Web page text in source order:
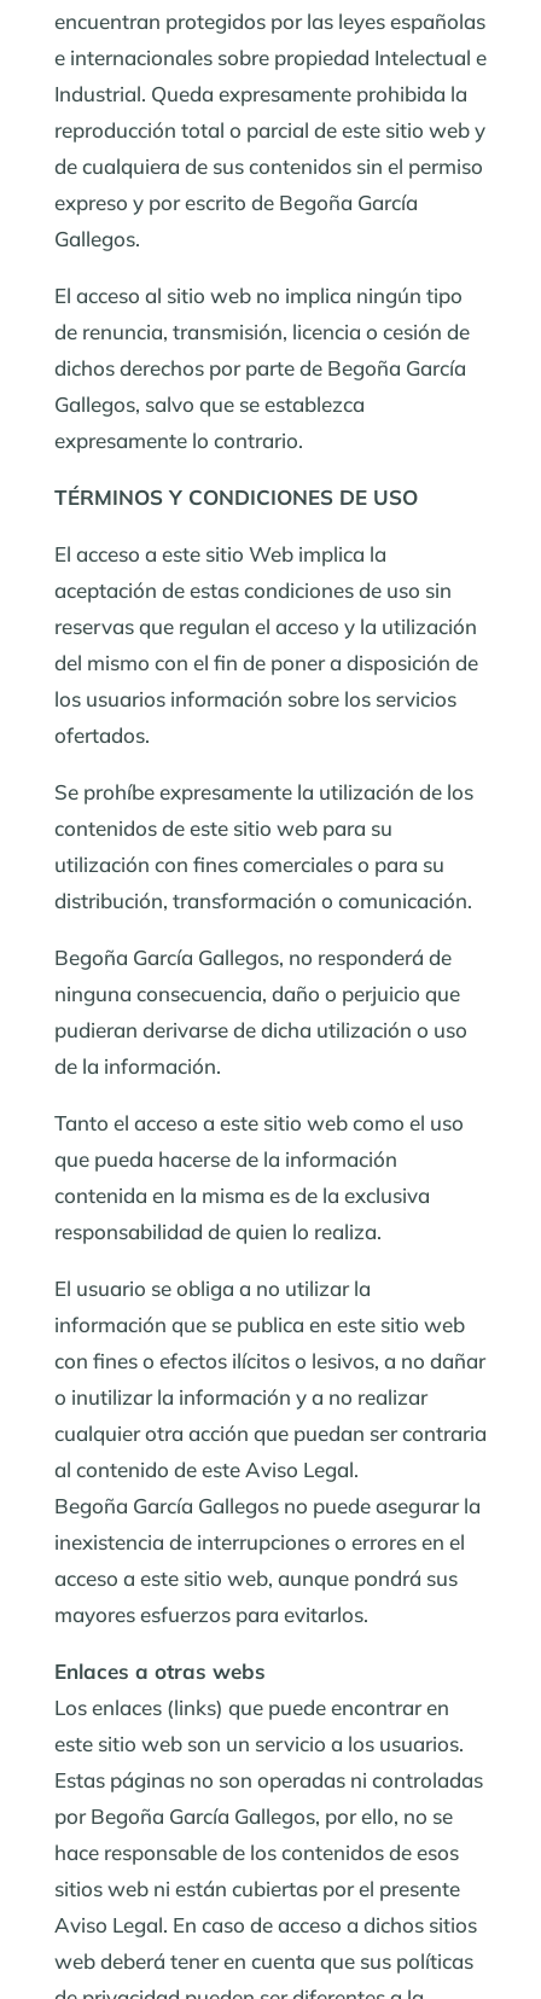
encuentran protegidos por las leyes españolas
e internacionales sobre propiedad Intelectual e
Industrial. Queda expresamente prohibida la
reproducción total o parcial de este sitio web y
de cualquiera de sus contenidos sin el permiso
expreso y por escrito de Begoña García
Gallegos.
El acceso al sitio web no implica ningún tipo
de renuncia, transmisión, licencia o cesión de
dichos derechos por parte de Begoña García
Gallegos, salvo que se establezca
expresamente lo contrario.
TÉRMINOS Y CONDICIONES DE USO
El acceso a este sitio Web implica la
aceptación de estas condiciones de uso sin
reservas que regulan el acceso y la utilización
del mismo con el fin de poner a disposición de
los usuarios información sobre los servicios
ofertados.
Se prohíbe expresamente la utilización de los
contenidos de este sitio web para su
utilización con fines comerciales o para su
distribución, transformación o comunicación.
Begoña García Gallegos, no responderá de
ninguna consecuencia, daño o perjuicio que
pudieran derivarse de dicha utilización o uso
de la información.
Tanto el acceso a este sitio web como el uso
que pueda hacerse de la información
contenida en la misma es de la exclusiva
responsabilidad de quien lo realiza.
El usuario se obliga a no utilizar la
información que se publica en este sitio web
con fines o efectos ilícitos o lesivos, a no dañar
o inutilizar la información y a no realizar
cualquier otra acción que puedan ser contraria
al contenido de este Aviso Legal.
Begoña García Gallegos no puede asegurar la
inexistencia de interrupciones o errores en el
acceso a este sitio web, aunque pondrá sus
mayores esfuerzos para evitarlos.
Enlaces a otras webs
Los enlaces (links) que puede encontrar en
este sitio web son un servicio a los usuarios.
Estas páginas no son operadas ni controladas
por Begoña García Gallegos, por ello, no se
hace responsable de los contenidos de esos
sitios web ni están cubiertas por el presente
Aviso Legal. En caso de acceso a dichos sitios
web deberá tener en cuenta que sus políticas